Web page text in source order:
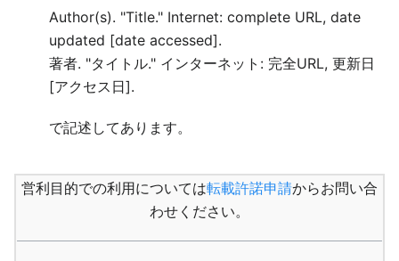
Author(s). "Title." Internet: complete URL, date
updated [date accessed].
著者. "タイトル." インターネット: 完全URL, 更新日
[アクセス日].
で記述してあります。
営利目的での利用については転載許諾申請からお問い合
わせください。